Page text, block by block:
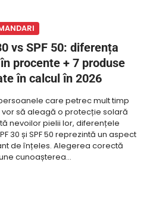
vs SPF 50: diferența
procente + 7 produse
în calcul în 2026
care petrec mult timp
vor să aleagă o protecție solară
nevoilor pielii lor, diferențele
30 și SPF 50 reprezintă un aspect
de înțeles. Alegerea corectă
cunoașterea…